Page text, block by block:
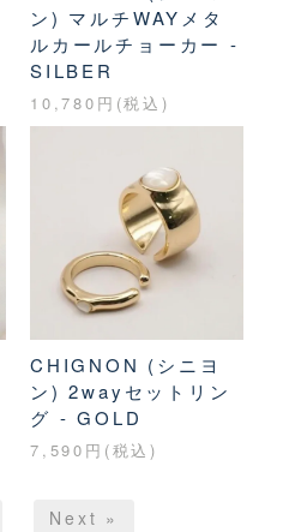
ン) マルチWAYメタ
ルカールチョーカー -
SILBER
10,780円(税込)
CHIGNON (シニヨ
ン) 2wayセットリン
グ - GOLD
7,590円(税込)
Next »